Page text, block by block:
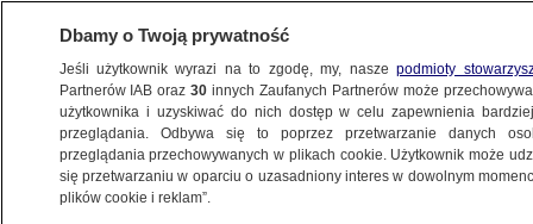
BIZNES
NAJNOWSZE
Rekordowe zyski od czasu kryzysu
Dbamy o Twoją prywatność
Jeśli użytkownik wyrazi na to zgodę, my, naszepodmioty
Partnerów IAB oraz30 innych Zaufanych Partnerów może
użytkownika i uzyskiwać do nich dostęp w celu zapewnienia
przeglądania. Odbywa się to poprzez przetwarzanie danych
przeglądania przechowywanych w plikach cookie. Użytkownik może
się przetwarzaniu w oparciu o uzasadniony interes w dowolnym
plików cookie i reklam”.